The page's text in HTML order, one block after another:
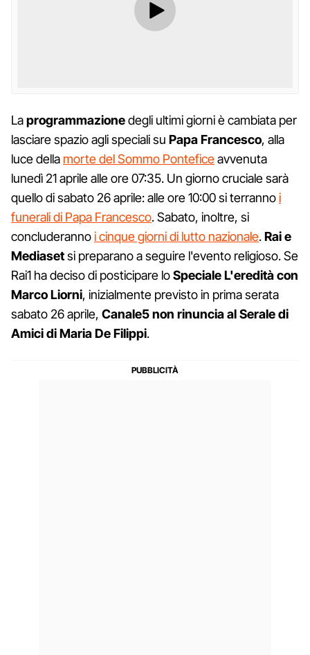
Laprogrammazionedegli ultimi giorni è cambiata per
lasciare spazio agli speciali su Papa Francesco, alla
luce della morte del Sommo Ponteficeavvenuta
lunedì 21 aprile alle ore 07:35. Un giorno cruciale sarà
quello di sabato 26 aprile: alle ore 10:00 si terrannoi
funerali di Papa Francesco. Sabato, inoltre, si
concluderannoi cinque giorni di lutto nazionale.Rai e
Mediasetsi preparano a seguire l'evento religioso. Se
Rai1 ha deciso di posticipare loSpeciale L'eredità con
Marco Liorni, inizialmente previsto in prima serata
sabato 26 aprile, Canale5 non rinuncia al Serale di
Amici di Maria De Filippi.